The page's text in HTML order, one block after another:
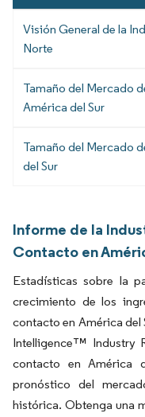
Visión General de la
Norte
Tamaño del Mercado
América del Sur
Tamaño del Mercado
del Sur
Informe de la
Contacto en
Estadísticas sobre la
crecimiento de los
contacto en América del
Intelligence™ Industry
contacto en América
pronóstico del
histórica. Obtenga una